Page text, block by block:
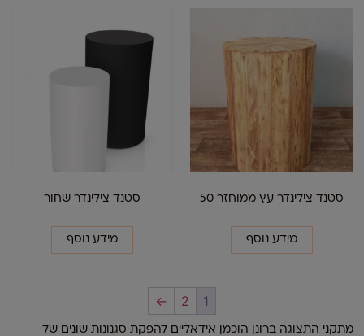
סטנד צילינדר עץ ממוחזר 50
מידע נוסף
סטנד צילינדר שחור
מידע נוסף
1
2
←
מתקני התצוגה ברונן הוכמן אידאליים להפקת סגנונות שונים של